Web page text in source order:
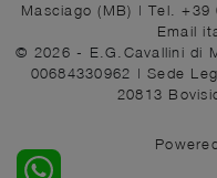
Masciago (MB) | Tel. +39
Email
© 2026 - E.G.Cavallini di
00684330962 | Sede
20813